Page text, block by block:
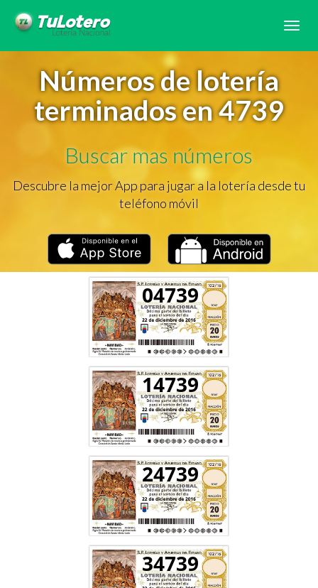
Números de lotería
terminados en 4739
Buscar mas números
Descubre la mejor App para jugar a la lotería desde tu
teléfono móvil
04739
14739
24739
34739